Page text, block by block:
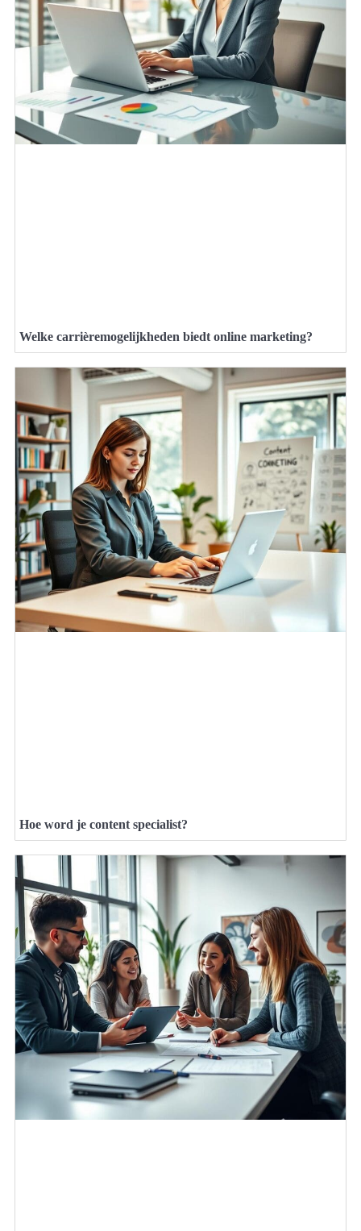
Welke carrièremogelijkheden biedt online marketing?
Hoe word je content specialist?